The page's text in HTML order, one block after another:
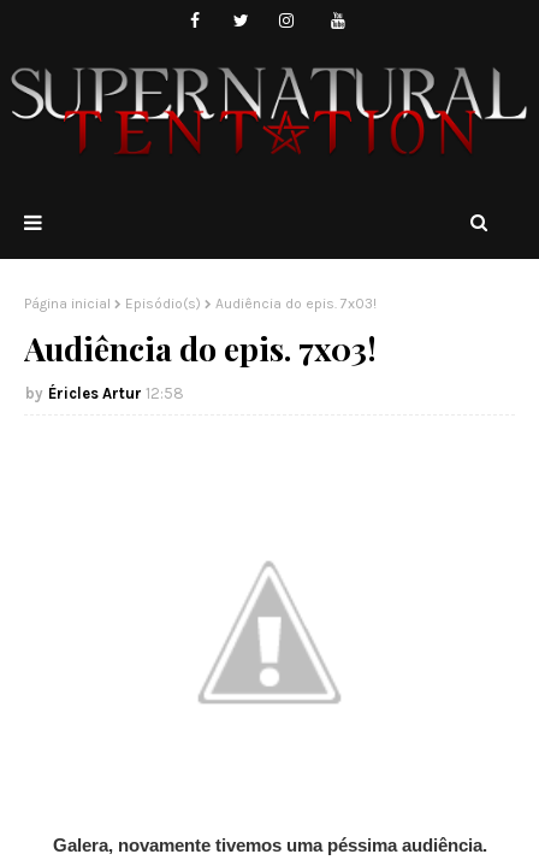
Página inicial Episódio(s) Audiência do epis. 7x03!
Audiência do epis. 7x03!
Éricles Artur 12:58
Galera, novamente tivemos uma péssima audiência.